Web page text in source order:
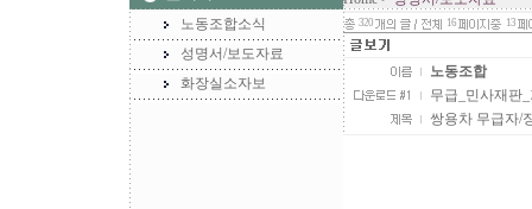
노동조합소식
성명서/보도자료
화장실소자보
320 16 13
노동조합
무급_민사재판
쌍용차 무급자/